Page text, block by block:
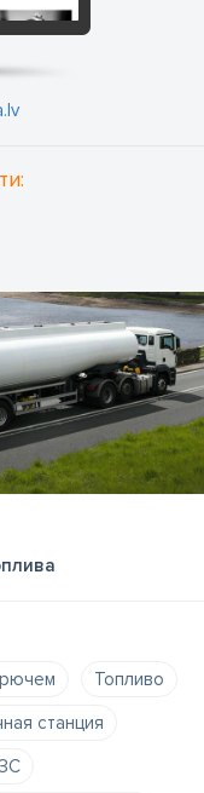
Топливо
станция